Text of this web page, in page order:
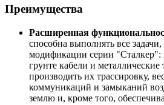
Преимущества
Расширенная
способна выполнять все
модификации серии "Сталкер":
грунте кабели и
производить их трассировку,
коммуникаций и замыканий
землю и, кроме того,